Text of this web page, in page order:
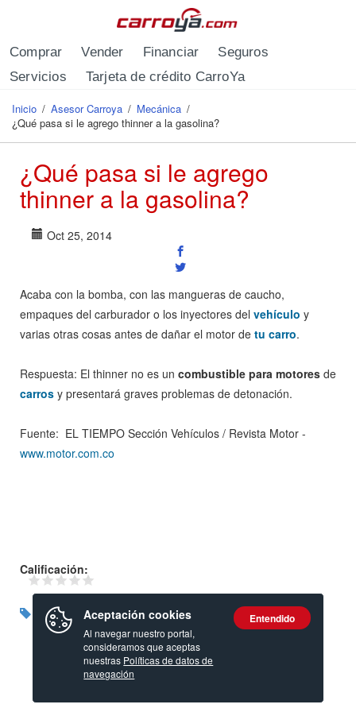
Comprar Vender Financiar
Seguros
Servicios
Tarjeta de crédito CarroYa
Se encuentra usted aquí
Inicio / Asesor Carroya / Mecánica /
¿Qué pasa si le agrego thinner a la gasolina?
¿Qué pasa si le agrego
thinner a la gasolina?
Oct 25, 2014
Acaba con la bomba, con las mangueras de caucho,
empaques del carburador o los inyectores del vehículo y
varias otras cosas antes de dañar el motor de tu carro.
Respuesta: El thinner no es un combustible para motores de
carros y presentará graves problemas de detonación.
Fuente: EL TIEMPO Sección Vehículos / Revista Motor -
www.motor.com.co
Calificación:
Aceptación cookies
Al navegar nuestro portal,
consideramos que aceptas
nuestras Políticas de datos de
navegación
Entendido